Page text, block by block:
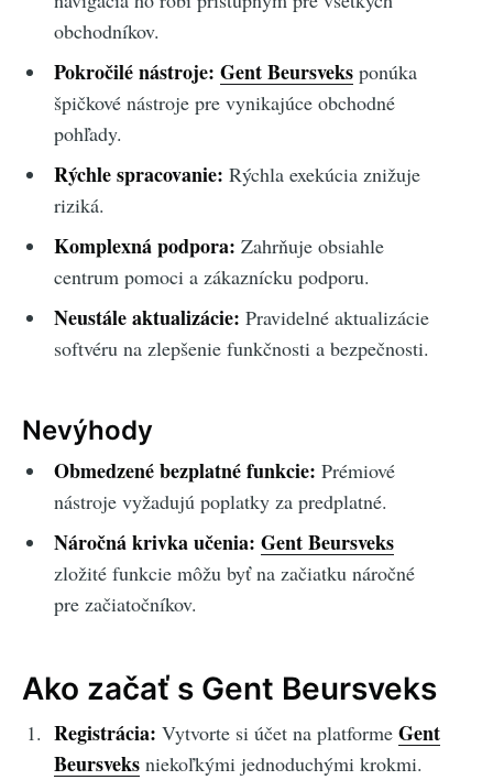
obchodníkov.
Pokročilé nástroje: Gent Beursveksponúka
špičkové nástroje pre vynikajúce obchodné
pohľady.
Rýchle spracovanie: Rýchla exekúcia znižuje
riziká.
Komplexná podpora: Zahrňuje obsiahle
centrum pomoci a zákaznícku podporu.
Neustále aktualizácie: Pravidelné aktualizácie
softvéru na zlepšenie funkčnosti a bezpečnosti.
Nevýhody
Obmedzené bezplatné funkcie: Prémiové
nástroje vyžadujú poplatky za predplatné.
Náročná krivka učenia: Gent Beursveks
zložité funkcie môžu byť na začiatku náročné
pre začiatočníkov.
Ako začať s Gent Beursveks
Registrácia: Vytvorte si účet na platforme Gent
Beursveksniekoľkými jednoduchými krokmi.